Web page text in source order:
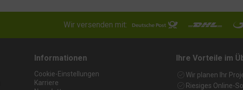
Wir versenden mit:
Informationen
Cookie-Einstellungen
Karriere
Ihre Vorteile im
Wir planen Ihr
Riesiges Online-